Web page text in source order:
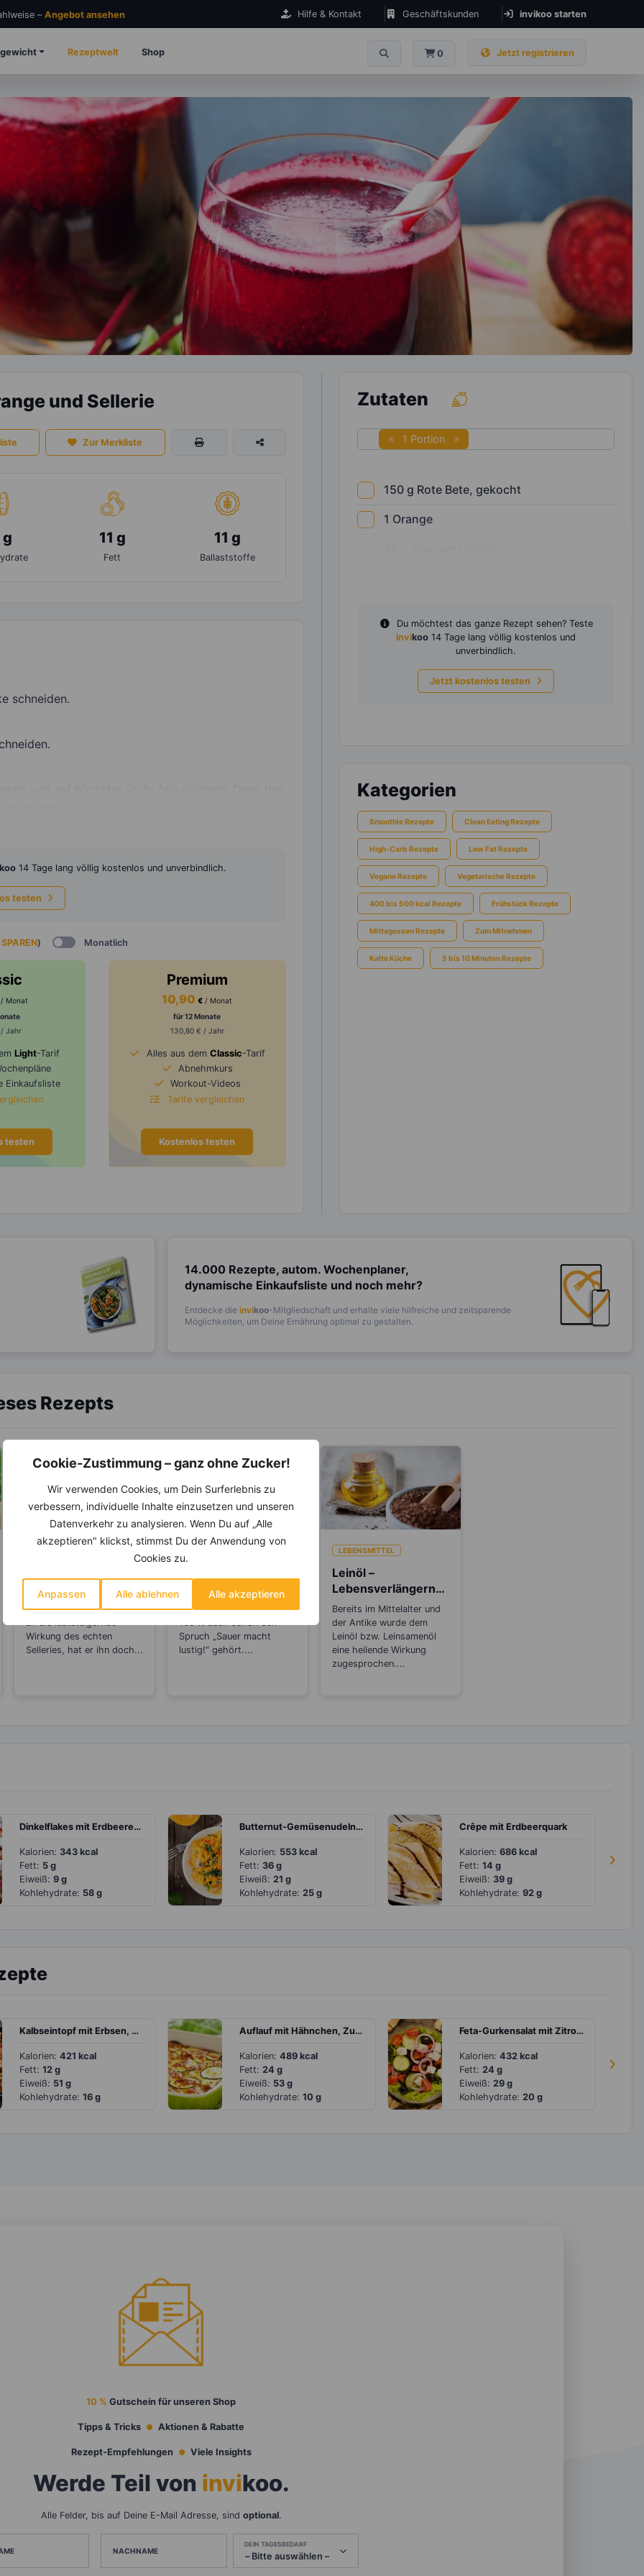
Cookie-Zustimmung – ganz ohne Zucker!
Wir verwenden Cookies, um Dein Surferlebnis zu
verbessern, individuelle Inhalte einzusetzen und unseren
Datenverkehr zu analysieren. Wenn Du auf „Alle
akzeptieren" klickst, stimmst Du der Anwendung von
Cookies zu.
Anpassen Alle ablehnen Alle akzeptieren
–Angebot ansehen Hilfe & Kontakt Geschäftskunden invikoo starten
Rezeptwelt Shop 0 Jetzt registrieren
und Sellerie
Zur Merkliste
g 11 g
Fett
11 g
Ballaststoffe
schneiden.
koo 14 Tage lang völlig kostenlos und unverbindlich.
testen
) Monatlich
/ Monat
Jahr
Light-Tarif
Einkaufsliste
testen
Premium
10,90€ / Monat
für 12 Monate
130,80 € / Jahr
Alles aus dem Classic-Tarif
Abnehmkurs
Workout-Videos
Tarife vergleichen
Kostenlos testen
Zutaten
1 Portion
150 g Rote Bete, gekocht
1 Orange
Du möchtest das ganze Rezept sehen? Teste
invikoo 14 Tage lang völlig kostenlos und
unverbindlich.
Jetzt kostenlos testen
Kategorien
Smoothie Rezepte Clean Eating Rezepte
High-Carb Rezepte Low Fat Rezepte
Vegane Rezepte Vegetarische Rezepte
400 bis 500 kcal Rezepte Frühstück Rezepte
Mittagessen Rezepte Zum Mitnehmen
Kalte Küche 5 bis 10 Minuten Rezepte
14.000 Rezepte, autom. Wochenplaner,
dynamische Einkaufsliste und noch mehr?
Entdecke die invikoo-Mitgliedschaft und erhalte viele hilfreiche und zeitsparende
Möglichkeiten, um Deine Ernährung optimal zu gestalten.
Rezepts
Mit Dip ein toller
Snack beim
Auch Homer glaubte wohl
Wirkung des echten
Selleries, hat er ihn doch...
oder basisch?
Wer Zitronen mag, hat zu
Spruch „Sauer macht
lustig!“ gehört....
LEBENSMITTEL
Leinöl –
Lebensverlängernd
er Jungbrunnen
Bereits im Mittelalter und
der Antike wurde dem
Leinöl bzw. Leinsamenöl
eine heilende Wirkung
zugesprochen....
›
Dinkelflakes mit Erdbeeren und Joghurt
Kalorien: 343 kcal
Fett: 5 g
Eiweiß: 9 g
Kohlehydrate: 58 g
Butternut-Gemüsenudeln mit Pilzen und Kernen
Kalorien: 553 kcal
Fett: 36 g
Eiweiß: 21 g
Kohlehydrate: 25 g
Crêpe mit Erdbeerquark
Kalorien: 686 kcal
Fett: 14 g
Eiweiß: 39 g
Kohlehydrate: 92 g
›
Kalbseintopf mit Erbsen, Paprika und Möhren in Tomatensauce
Kalorien: 421 kcal
Fett: 12 g
Eiweiß: 51 g
Kohlehydrate: 16 g
Auflauf mit Hähnchen, Zucchini und Paprika
Kalorien: 489 kcal
Fett: 24 g
Eiweiß: 53 g
Kohlehydrate: 10 g
Feta-Gurkensalat mit Zitronen-Senf Dressing
Kalorien: 432 kcal
Fett: 24 g
Eiweiß: 29 g
Kohlehydrate: 20 g
10 % Gutschein für unseren Shop
Tipps & Tricks Aktionen & Rabatte
Rezept-Empfehlungen Viele Insights
Werde Teil von invikoo.
Alle Felder, bis auf Deine E-Mail Adresse, sind optional.
NACHNAME
DEIN TAGESBEDARF